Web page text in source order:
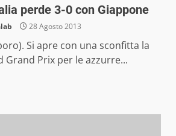
perde 3-0 con Giappone
28 Agosto 2013
Si apre con una sconfitta la
Grand Prix per le azzurre...